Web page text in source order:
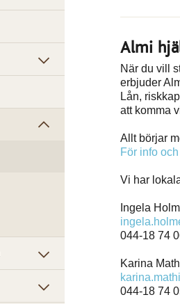
Almi
När du vill
erbjuder
Lån,
att komma
Allt börjar
För info
Vi har
Ingela
044-18 74
Karina
044-18 74